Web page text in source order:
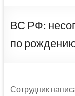
ВС РФ:
по
Сотрудник